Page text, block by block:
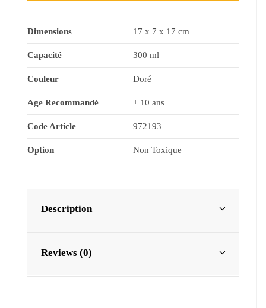
Dimensions 17 x 7 x 17 cm
Capacité 300 ml
Couleur Doré
Age Recommandé + 10 ans
Code Article 972193
Option Non Toxique
Description
Reviews (0)